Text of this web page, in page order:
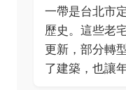
一帶是台北市
歷史。這些老
更新，部分轉
了建築，也讓